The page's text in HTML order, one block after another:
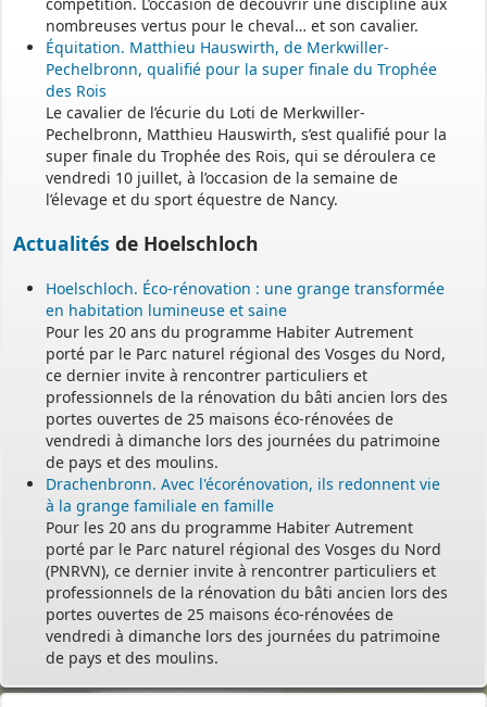
Une permanence est assurée par le maire, sur rendez-vous.
nombreuses vertus pour le cheval… et son cavalier.
Équitation. Matthieu Hauswirth, de Merkwiller-
Pechelbronn, qualifié pour la super finale du Trophée
des Rois
Le cavalier de l’écurie du Loti de Merkwiller-
Pechelbronn, Matthieu Hauswirth, s’est qualifié pour la
super finale du Trophée des Rois, qui se déroulera ce
vendredi 10 juillet, à l’occasion de la semaine de
l’élevage et du sport équestre de Nancy.
Actualités de Hoelschloch
Hoelschloch. Éco-rénovation : une grange transformée
en habitation lumineuse et saine
Pour les 20 ans du programme Habiter Autrement
porté par le Parc naturel régional des Vosges du Nord,
ce dernier invite à rencontrer particuliers et
professionnels de la rénovation du bâti ancien lors des
portes ouvertes de 25 maisons éco-rénovées de
vendredi à dimanche lors des journées du patrimoine
de pays et des moulins.
Drachenbronn. Avec l'écorénovation, ils redonnent vie
à la grange familiale en famille
Pour les 20 ans du programme Habiter Autrement
porté par le Parc naturel régional des Vosges du Nord
(PNRVN), ce dernier invite à rencontrer particuliers et
professionnels de la rénovation du bâti ancien lors des
portes ouvertes de 25 maisons éco-rénovées de
vendredi à dimanche lors des journées du patrimoine
de pays et des moulins.